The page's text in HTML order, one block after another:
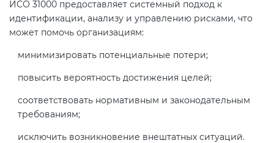
ИСО 31000 предоставляет системный подход к
идентификации, анализу и управлению рисками, что
может помочь организациям:
минимизировать потенциальные потери;
повысить вероятность достижения целей;
соответствовать нормативным и законодательным
требованиям;
исключить возникновение внештатных ситуаций.
Сертификация спортивных
Сертификация электротехники
Сертификация ресурсов
Декларация ТР ТС
ТС 009)
Декларирование оборудования
по схеме 5Д (ТР ТС 010)